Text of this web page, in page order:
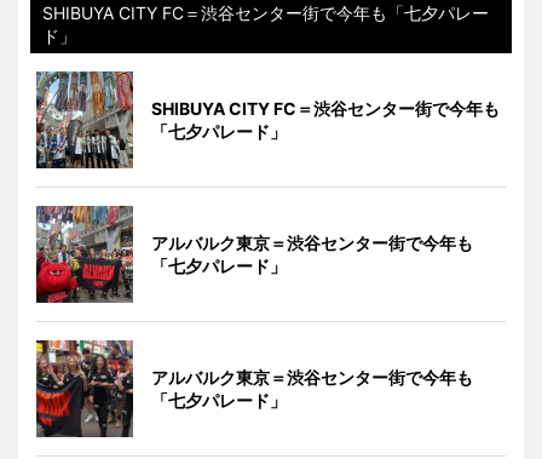
SHIBUYA CITY FC＝渋谷センター街で今年も「七夕パレー
ド」
SHIBUYA CITY FC＝渋谷センター街で今年も
「七夕パレード」
アルバルク東京＝渋谷センター街で今年も
「七夕パレード」
アルバルク東京＝渋谷センター街で今年も
「七夕パレード」